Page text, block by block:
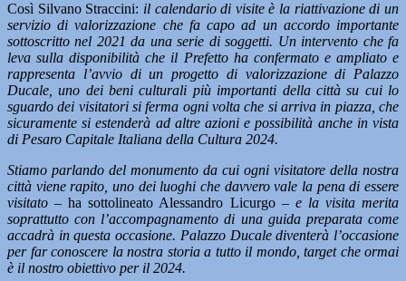
Così Silvano Straccini: il calendario di visite è la riattivazione di un
servizio di valorizzazione che fa capo ad un accordo importante
sottoscritto nel 2021 da una serie di soggetti. Un intervento che fa
leva sulla disponibilità che il Prefetto ha confermato e ampliato e
rappresenta l’avvio di un progetto di valorizzazione di Palazzo
Ducale, uno dei beni culturali più importanti della città su cui lo
sguardo dei visitatori si ferma ogni volta che si arriva in piazza, che
sicuramente si estenderà ad altre azioni e possibilità anche in vista
di Pesaro Capitale Italiana della Cultura 2024.
Stiamo parlando del monumento da cui ogni visitatore della nostra
città viene rapito, uno dei luoghi che davvero vale la pena di essere
visitato – ha sottolineato Alessandro Licurgo – e la visita merita
soprattutto con l’accompagnamento di una guida preparata come
accadrà in questa occasione. Palazzo Ducale diventerà l’occasione
per far conoscere la nostra storia a tutto il mondo, target che ormai
è il nostro obiettivo per il 2024.